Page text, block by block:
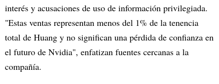
interés y acusaciones de uso de información privilegiada.
"Estas ventas representan menos del 1% de la tenencia
total de Huang y no significan una pérdida de confianza en
el futuro de Nvidia", enfatizan fuentes cercanas a la
compañía.